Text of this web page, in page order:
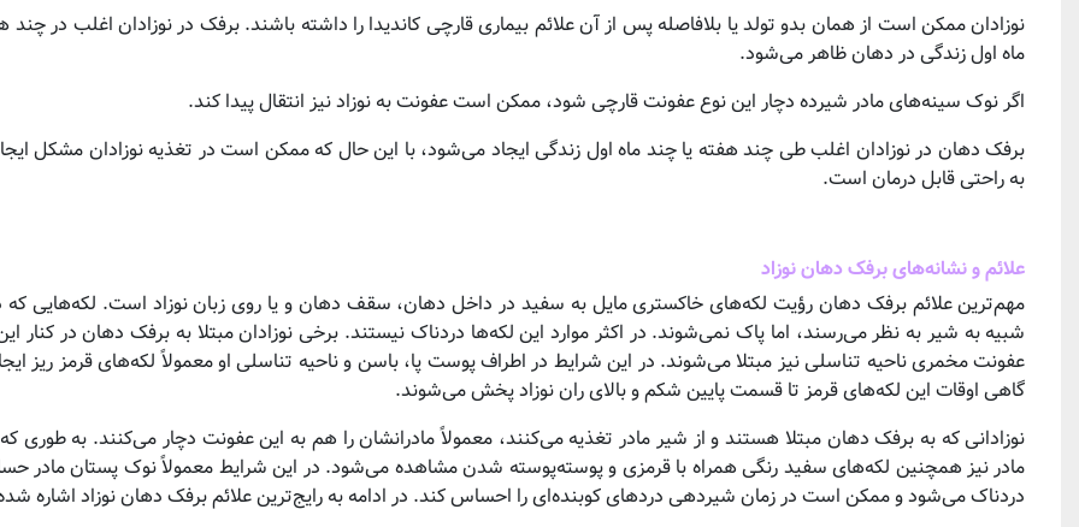
نوزادان ممکن است از همان بدو تولد یا بلافاصله پس از آن علائم بیماری قارچی کاندیدا را داشته باشند. برفک در نوزادان اغلب در چند
ماه اول زندگی در دهان ظاهر می‌شود.
اگر نوک سینه‌های مادر شیرده دچار این نوع عفونت قارچی شود، ممکن است عفونت به نوزاد نیز انتقال پیدا کند.
برفک دهان در نوزادان اغلب طی چند هفته یا چند ماه اول زندگی ایجاد می‌شود، با این حال که ممکن است در تغذیه نوزادان مشکل
به راحتی قابل درمان است.
علائم و نشانه‌های برفک دهان نوزاد
مهم‌ترین علائم برفک دهان رؤیت لکه‌های خاکستری مایل به سفید در داخل دهان، سقف دهان و یا روی زبان نوزاد است. لکه‌هایی که
شبیه به شیر به نظر می‌رسند، اما پاک نمی‌شوند. در اکثر موارد این لکه‌ها دردناک نیستند. برخی نوزادان مبتلا به برفک دهان در کنار
عفونت مخمری ناحیه تناسلی نیز مبتلا می‌شوند. در این شرایط در اطراف پوست پا، باسن و ناحیه تناسلی او معمولاً لکه‌های قرمز ریز
گاهی اوقات این لکه‌های قرمز تا قسمت پایین شکم و بالای ران نوزاد پخش می‌شوند.
نوزادانی که به برفک دهان مبتلا هستند و از شیر مادر تغذیه می‌کنند، معمولاً مادرانشان را هم به این عفونت دچار می‌کنند. به طوری
مادر نیز همچنین لکه‌های سفید رنگی همراه با قرمزی و پوسته‌پوسته شدن مشاهده می‌شود. در این شرایط معمولاً نوک پستان مادر
دردناک می‌شود و ممکن است در زمان شیردهی دردهای کوبنده‌ای را احساس کند. در ادامه به رایج‌ترین علائم برفک دهان نوزاد اشاره